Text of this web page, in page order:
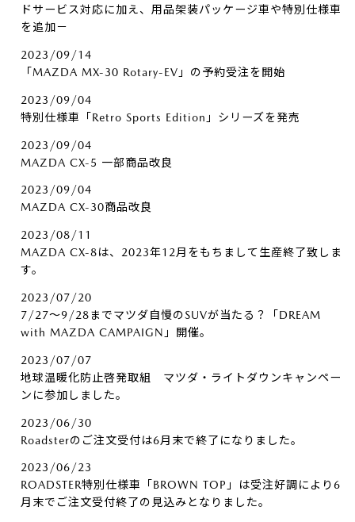
ドサービス対応に加え、用品架装パッケージ車や特別仕様車
を追加－
2023/09/14
「MAZDA MX-30 Rotary-EV」の予約受注を開始
2023/09/04
特別仕様車「Retro Sports Edition」シリーズを発売
2023/09/04
MAZDA CX-5 一部商品改良
2023/09/04
MAZDA CX-30商品改良
2023/08/11
MAZDA CX-8は、2023年12月をもちまして生産終了致しま
す。
2023/07/20
7/27～9/28までマツダ自慢のSUVが当たる？「DREAM
with MAZDA CAMPAIGN」開催。
2023/07/07
地球温暖化防止啓発取組 マツダ・ライトダウンキャンペー
ンに参加しました。
2023/06/30
Roadsterのご注文受付は6月末で終了になりました。
2023/06/23
ROADSTER特別仕様車「BROWN TOP」は受注好調により6
月末でご注文受付終了の見込みとなりました。